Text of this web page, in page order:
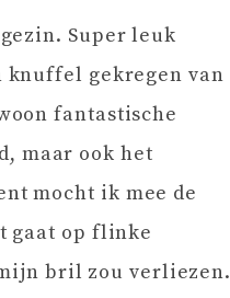
Super leuk
knuffel gekregen van
fantastische
maar ook het
mocht ik mee de
gaat op flinke
bril zou verliezen.